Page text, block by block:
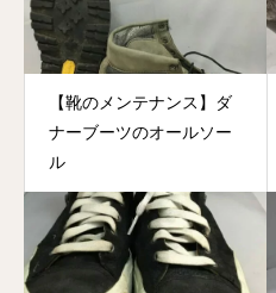
【靴のメンテナンス】ダ
ナーブーツのオールソー
ル